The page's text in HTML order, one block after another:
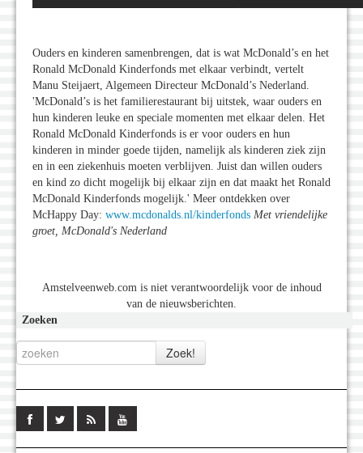
Ouders en kinderen samenbrengen, dat is wat McDonald’s en het
Ronald McDonald Kinderfonds met elkaar verbindt, vertelt
Manu Steijaert, Algemeen Directeur McDonald’s Nederland.
'McDonald’s is het familierestaurant bij uitstek, waar ouders en
hun kinderen leuke en speciale momenten met elkaar delen. Het
Ronald McDonald Kinderfonds is er voor ouders en hun
kinderen in minder goede tijden, namelijk als kinderen ziek zijn
en in een ziekenhuis moeten verblijven. Juist dan willen ouders
en kind zo dicht mogelijk bij elkaar zijn en dat maakt het Ronald
McDonald Kinderfonds mogelijk.' Meer ontdekken over
McHappy Day: www.mcdonalds.nl/kinderfonds Met vriendelijke
groet, McDonald's Nederland
Amstelveenweb.com is niet verantwoordelijk voor de inhoud
van de nieuwsberichten.
Zoeken